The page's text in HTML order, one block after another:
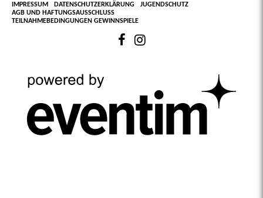
IMPRESSUM DATENSCHUTZERKLÄRUNG
JUGENDSCHUTZ
AGB UND HAFTUNGSAUSSCHLUSS
TEILNAHMEBEDINGUNGEN GEWINNSPIELE